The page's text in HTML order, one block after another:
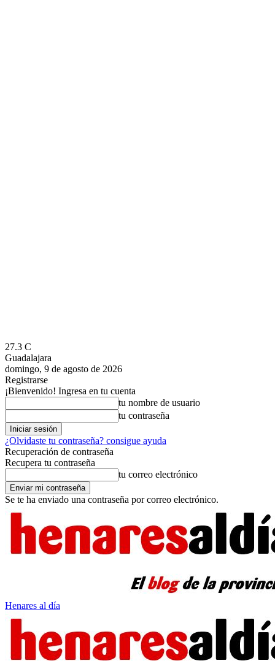
27.3 C
Guadalajara
domingo, 9 de agosto de 2026
Registrarse
¡Bienvenido! Ingresa en tu cuenta
tu nombre de usuario
tu contraseña
¿Olvidaste tu contraseña? consigue ayuda
Recuperación de contraseña
Recupera tu contraseña
tu correo electrónico
Se te ha enviado una contraseña por correo electrónico.
Henares al día